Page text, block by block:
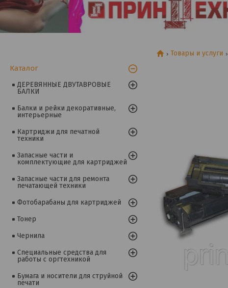
Товары и услуги
Каталог
ДЕРЕВЯННЫЕ ДВУТАВРОВЫЕ
БАЛКИ
Балки и рейки декоративные,
интерьерные
Картриджи для печатной
техники
Запасные части и
комплектующие для картриджей
Запасные части для ремонта
печатающей техники
Фотобарабаны для картриджей
Тонер
Чернила
Специальные средства для
работы с оргтехникой
Бумага и носители для струйной
печати